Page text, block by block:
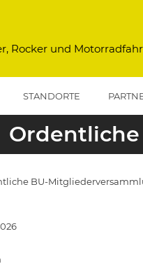
Rocker und
STANDORTE
BU-